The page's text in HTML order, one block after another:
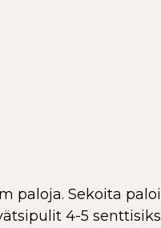
Sekoita
4-5